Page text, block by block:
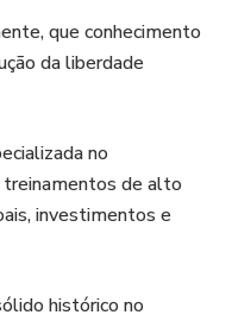
que conhecimento
da liberdade
no
de alto
investimentos e
histórico no